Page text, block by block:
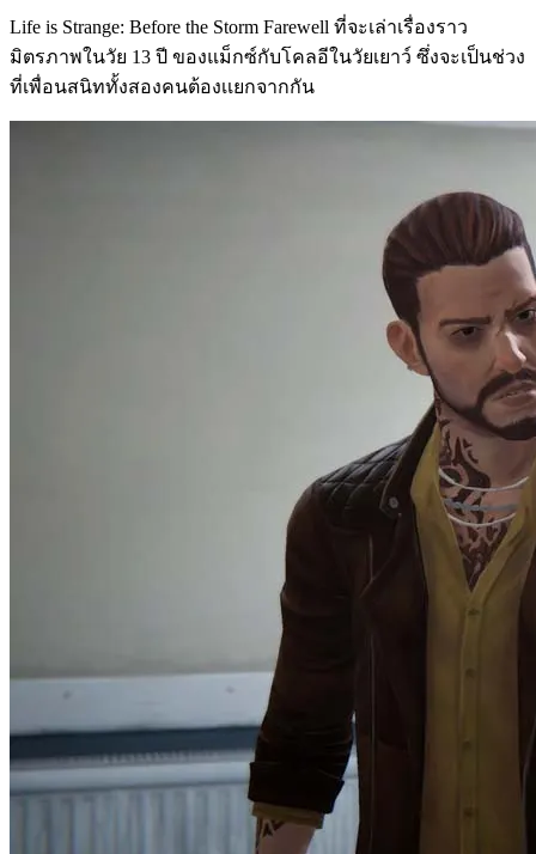
Life is Strange: Before the Storm Farewell ที่จะเล่าเรื่องราว
มิตรภาพในวัย 13 ปี ของแม็กซ์กับโคลอีในวัยเยาว์ ซึ่งจะเป็นช่วง
ที่เพื่อนสนิททั้งสองคนต้องเเยกจากกัน